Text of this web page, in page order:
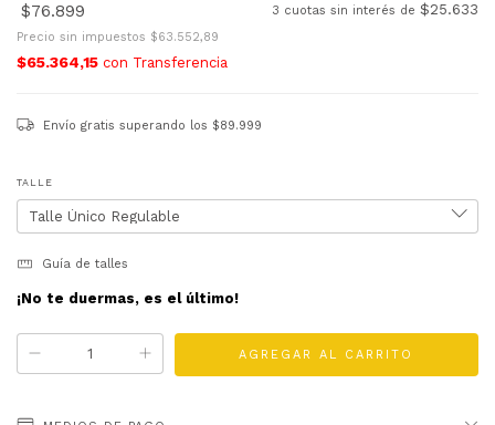
$76.899 3 cuotas sin interés de $25.633
Precio sin impuestos $63.552,89
$65.364,15 con Transferencia
Envío gratissuperando los $89.999
TALLE
Guía de talles
¡No te duermas, es el último!